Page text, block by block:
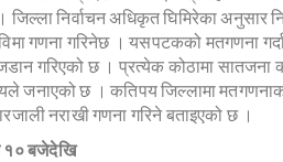
जिल्ला निर्वाचन अधिकृत घिमिरेका अनुसार
गणना गरिनेछ । यसपटकको मतगणना
गरिएको छ । प्रत्येक कोठामा सातजना
जनाएको छ । कतिपय जिल्लामा
नराखी गणना गरिने बताइएको छ ।
१० बजेदेखि